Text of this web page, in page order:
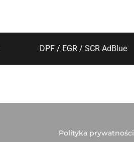
DPF / EGR / SCR AdBlue
Polityka prywatności